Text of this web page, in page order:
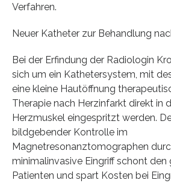
Verfahren.
Neuer Katheter zur Behandlung
Bei der Erfindung der Radiologin
sich um ein Kathetersystem, mit
eine kleine Hautöffnung
Therapie nach Herzinfarkt direkt in
Herzmuskel eingespritzt werden.
bildgebender Kontrolle im
Magnetresonanztomographen
minimalinvasive Eingriff schont
Patienten und spart Kosten bei